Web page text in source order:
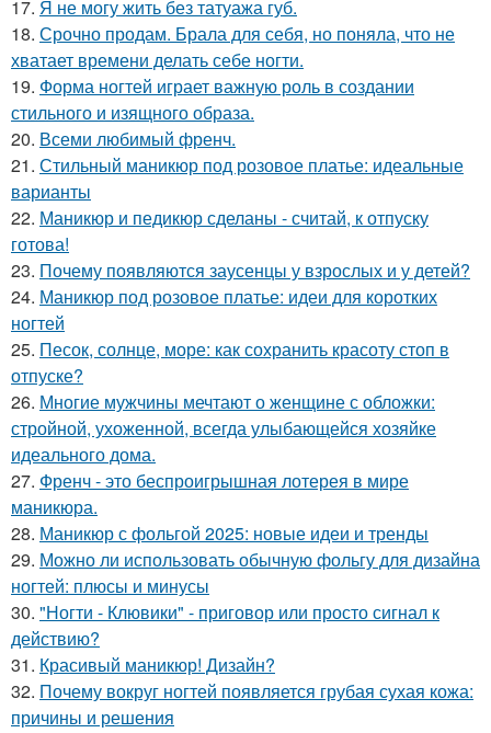
17. Я не могу жить без татуажа губ.
18. Срочно продам. Брала для себя, но поняла, что не
хватает времени делать себе ногти.
19. Форма ногтей играет важную роль в создании
стильного и изящного образа.
20. Всеми любимый френч.
21. Стильный маникюр под розовое платье: идеальные
варианты
22. Маникюр и педикюр сделаны - считай, к отпуску
готова!
23. Почему появляются заусенцы у взрослых и у детей?
24. Маникюр под розовое платье: идеи для коротких
ногтей
25. Песок, солнце, море: как сохранить красоту стоп в
отпуске?
26. Многие мужчины мечтают о женщине с обложки:
стройной, ухоженной, всегда улыбающейся хозяйке
идеального дома.
27. Френч - это беспроигрышная лотерея в мире
маникюра.
28. Маникюр с фольгой 2025: новые идеи и тренды
29. Можно ли использовать обычную фольгу для дизайна
ногтей: плюсы и минусы
30. "Ногти - Клювики" - приговор или просто сигнал к
действию?
31. Красивый маникюр! Дизайн?
32. Почему вокруг ногтей появляется грубая сухая кожа:
причины и решения